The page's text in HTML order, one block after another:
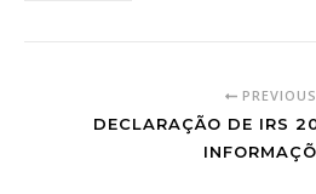
PREVIOUS
DECLARAÇÃO DE IRS